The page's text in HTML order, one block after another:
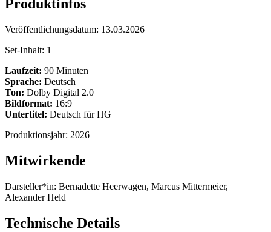
Produktinfos
Veröffentlichungsdatum: 13.03.2026
Set-Inhalt: 1
Laufzeit: 90 Minuten
Sprache: Deutsch
Ton: Dolby Digital 2.0
Bildformat: 16:9
Untertitel: Deutsch für HG
Produktionsjahr: 2026
Mitwirkende
Darsteller*in: Bernadette Heerwagen, Marcus Mittermeier,
Alexander Held
Technische Details